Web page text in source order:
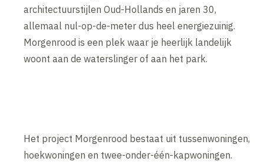
architectuurstijlen Oud-Hollands en jaren 30,
allemaal nul-op-de-meter dus heel energiezuinig.
Morgenrood is een plek waar je heerlijk landelijk
woont aan de waterslinger of aan het park.
Het project Morgenrood bestaat uit tussenwoningen,
hoekwoningen en twee-onder-één-kapwoningen.